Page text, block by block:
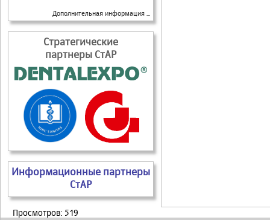
Дополнительная информация ...
Стратегические
партнеры СтАР
Информационные партнеры
СтАР
Просмотров: 519